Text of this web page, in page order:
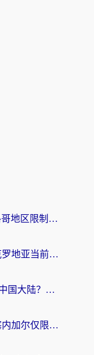
在国外看世界杯法国VS摩洛哥地区限制？这篇指南让你流畅看中文解说无压力
在国外看世界杯英格兰 vs 克罗地亚当前地区不可播放？这篇指南帮你搞定所有海外观赛难题
在海外看央视频世界杯仅限中国大陆？这篇指南帮你解锁中文解说+无卡顿直播
在海外看世界杯比利时 vs 塞内加尔仅限中国大陆？我找到了最流畅的中文解说之路